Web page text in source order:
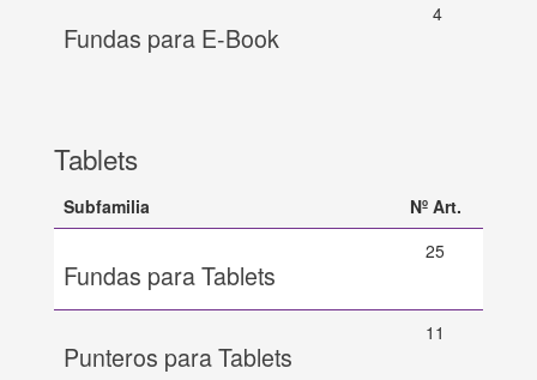
Fundas para E-Book
4
Tablets
Subfamilia Nº Art.
Fundas para Tablets
25
Punteros para Tablets
11